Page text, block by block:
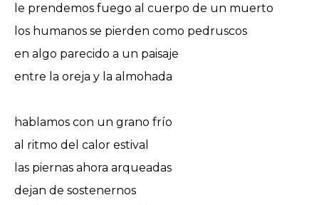
le prendemos fuego al cuerpo de un muerto
los humanos se pierden como pedruscos
en algo parecido a un paisaje
entre la oreja y la almohada
hablamos con un grano frío
al ritmo del calor estival
las piernas ahora arqueadas
dejan de sostenernos